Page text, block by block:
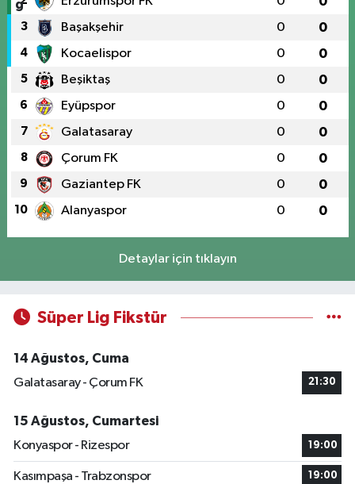
3 Başakşehir 0 0
4 Kocaelispor 0 0
5 Beşiktaş 0 0
6 Eyüpspor 0 0
7 Galatasaray 0 0
8 Çorum FK 0 0
9 Gaziantep FK 0 0
10 Alanyaspor 0 0
Detaylar için tıklayın
Süper Lig Fikstür
14 Ağustos, Cuma
Galatasaray - Çorum FK
21:30
15 Ağustos, Cumartesi
Konyaspor - Rizespor
19:00
Kasımpaşa - Trabzonspor 19:00